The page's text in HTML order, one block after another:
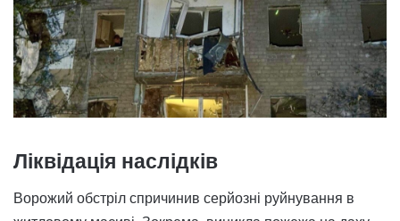
Ліквідація наслідків
Ворожий обстріл спричинив серйозні руйнування в